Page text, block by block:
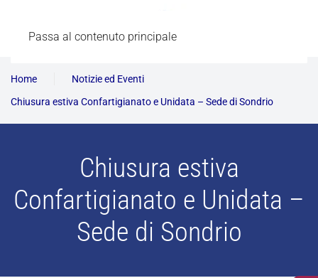
Passa al contenuto principale
Home
Notizie ed Eventi
Chiusura estiva Confartigianato e Unidata – Sede di Sondrio
Chiusura estiva
Confartigianato e Unidata –
Sede di Sondrio